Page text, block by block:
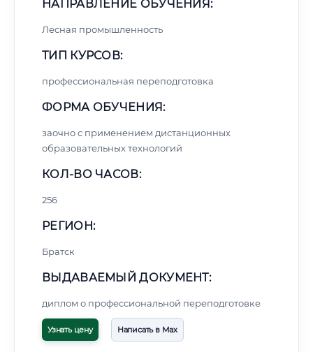
НАПРАВЛЕНИЕ ОБУЧЕНИЯ:
Лесная промышленность
ТИП КУРСОВ:
профессиональная переподготовка
ФОРМА ОБУЧЕНИЯ:
заочно с применением дистанционных
образовательных технологий
КОЛ-ВО ЧАСОВ:
256
РЕГИОН:
Братск
ВЫДАВАЕМЫЙ ДОКУМЕНТ:
диплом о профессиональной переподготовке
Узнать цену Написать в Max